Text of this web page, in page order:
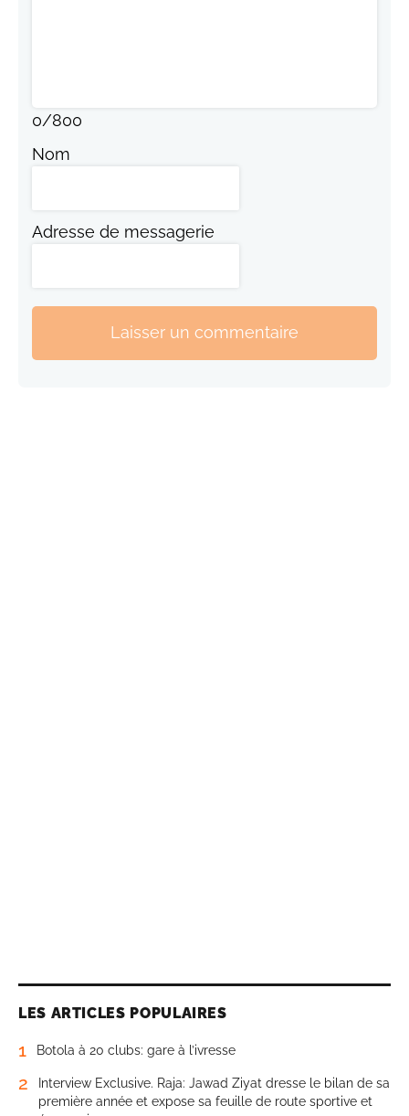
0/800
Nom
Adresse de messagerie
Laisser un commentaire
LES ARTICLES POPULAIRES
1 Botola à 20 clubs: gare à l’ivresse
2
Interview Exclusive. Raja: Jawad Ziyat dresse le bilan de sa
première année et expose sa feuille de route sportive et